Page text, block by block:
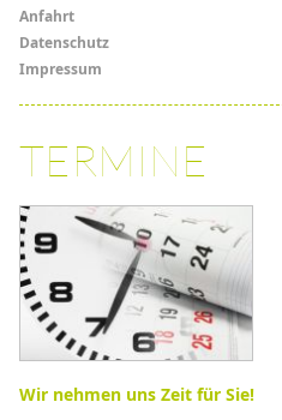
Anfahrt
Datenschutz
Impressum
TERMINE
Wir nehmen uns Zeit für Sie!